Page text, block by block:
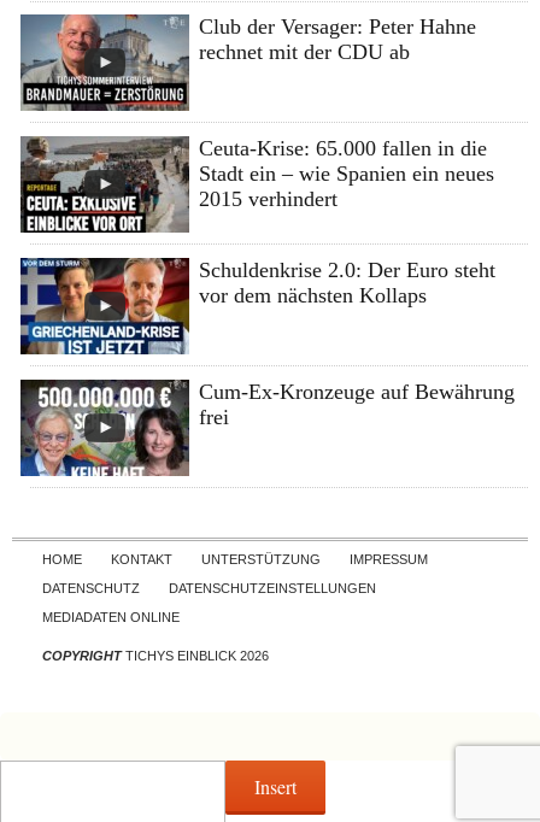
Club der Versager: Peter Hahne
rechnet mit der CDU ab
Ceuta-Krise: 65.000 fallen in die
Stadt ein – wie Spanien ein neues
2015 verhindert
Schuldenkrise 2.0: Der Euro steht
vor dem nächsten Kollaps
Cum-Ex-Kronzeuge auf Bewährung
frei
Skip to content
HOME KONTAKT UNTERSTÜTZUNG
IMPRESSUM
DATENSCHUTZ
DATENSCHUTZEINSTELLUNGEN
MEDIADATEN ONLINE
COPYRIGHTTICHYS EINBLICK 2026
Insert